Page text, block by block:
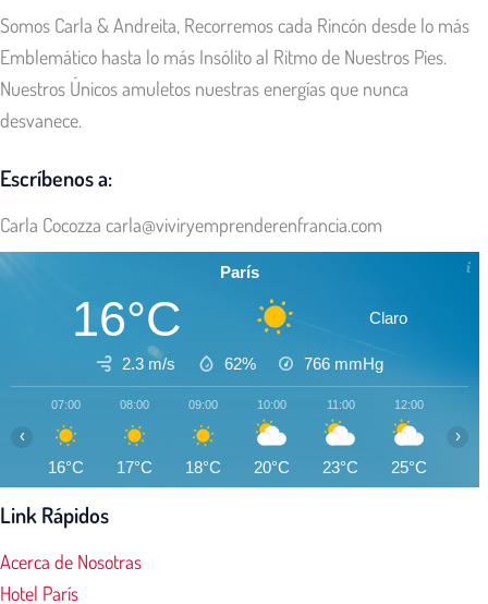
Somos Carla & Andreita, Recorremos cada Rincón desde lo más
Emblemático hasta lo más Insólito al Ritmo de Nuestros Pies.
Nuestros Únicos amuletos nuestras energías que nunca
desvanece.
Escríbenos a:
Carla Cocozza carla@viviryemprenderenfrancia.com
París
16°C Claro
2.3 m/s 62% 766 mmHg
07:00
16°C
08:00
17°C
09:00
18°C
10:00
20°C
11:00
23°C
12:00
25°C
‹ ›
Link Rápidos
Acerca de Nosotras
Hotel París